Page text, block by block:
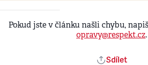
Pokud jste v článku našli chybu,
opravy@respekt.cz.
Sdílet